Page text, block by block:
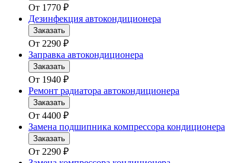
От 1770 ₽
Дезинфекция автокондиционера
Заказать
От 2290 ₽
Заправка автокондиционера
Заказать
От 1940 ₽
Ремонт радиатора автокондиционера
Заказать
От 4400 ₽
Замена подшипника компрессора кондиционера
Заказать
От 2290 ₽